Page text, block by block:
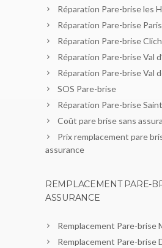
Réparation Pare-brise les
Réparation Pare-brise Paris
Réparation Pare-brise
Réparation Pare-brise Val
Réparation Pare-brise Val
SOS Pare-brise
Réparation Pare-brise
Coût pare brise sans
Prix remplacement pare
assurance
REMPLACEMENT PARE-
ASSURANCE
Remplacement Pare-brise
Remplacement Pare-brise